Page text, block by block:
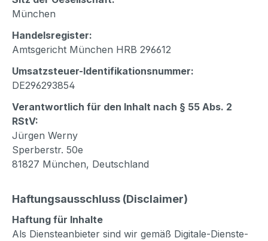
München
Handelsregister:
Amtsgericht München HRB 296612
Umsatzsteuer-Identifikationsnummer:
DE296293854
Verantwortlich für den Inhalt nach § 55 Abs. 2
RStV:
Jürgen Werny
Sperberstr. 50e
81827 München, Deutschland
Haftungsausschluss (Disclaimer)
Haftung für Inhalte
Als Diensteanbieter sind wir gemäß Digitale-Dienste-